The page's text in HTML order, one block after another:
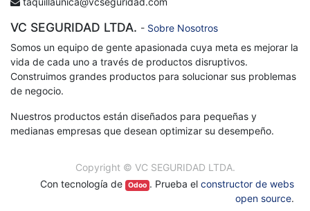
VC SEGURIDAD LTDA. - Sobre Nosotros
Somos un equipo de gente apasionada cuya meta es mejorar la
vida de cada uno a través de productos disruptivos.
Construimos grandes productos para solucionar sus problemas
de negocio.
Nuestros productos están diseñados para pequeñas y
medianas empresas que desean optimizar su desempeño.
Copyright © VC SEGURIDAD LTDA.
Con tecnología de
Odoo . Prueba el constructor de webs
open source.